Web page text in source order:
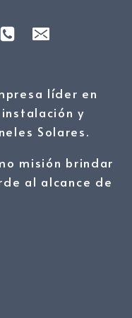
líder en
y
Solares.
misión brindar
al alcance de